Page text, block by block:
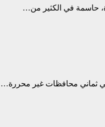
في ثماني محافظات غير محررة…